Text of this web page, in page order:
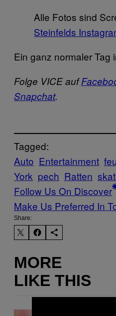
Alle Fotos sind
Steinfelds
Ein ganz normaler Tag
Folge VICE auf
Snapchat.
Tagged:
Auto Entertainment
York pech Ratten
Follow Us On Discover
Make Us Preferred In
Share:
MORE
LIKE THIS